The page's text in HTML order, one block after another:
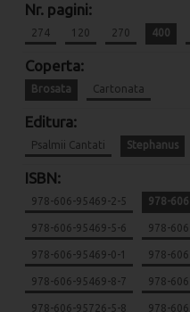
Nr. pagini:
274 120 270 400
Coperta:
Brosata Cartonata
Editura:
Psalmii Cantati Stephanus
ISBN:
978-606-95469-2-5 978-
978-606-95469-5-6 978-
978-606-95469-0-1 978-
978-606-95469-8-7 978-
978-606-95726-5-8 978-